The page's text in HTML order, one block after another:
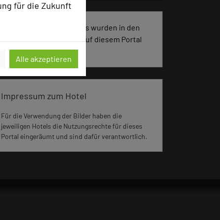
für die Zukunft
Alle akzeptieren
3353 Seiten dieses Hotels wurden in den
vergangenen 30 Tagen auf diesem Portal
aufgerufen.
Impressum zum Hotel
Für die Verwendung der Bilder haben die
jeweiligen Hotels die Nutzungsrechte für dieses
Portal eingeräumt und sind dafür verantwortlich.